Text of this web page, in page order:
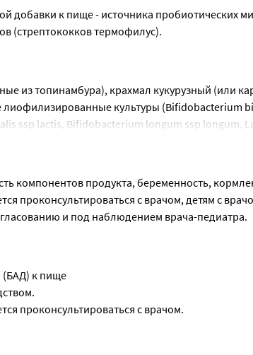
добавки к пище - источника пробиотических
(стрептококков термофилус).
из топинамбура), крахмал кукурузный (или
лиофилизированные культуры (Bifidobacterium
ssp lactis, Bifidobacterium longum ssp longum,
кальция стеарат (агент антислеживающий);
компонентов продукта, беременность,
проконсультироваться с врачом, детям с
и под наблюдением врача-педиатра.
(БАД) к пище
проконсультироваться с врачом.